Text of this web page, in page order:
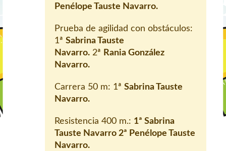
Penélope Tauste Navarro.
Prueba de agilidad con obstáculos:
1ª Sabrina Tauste
Navarro. 2ª Rania González
Navarro.
Carrera 50 m: 1ª Sabrina Tauste
Navarro.
Resistencia 400 m.: 1ª Sabrina
Tauste Navarro 2ª Penélope Tauste
Navarro.